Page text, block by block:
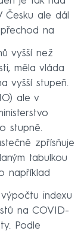
Česku ale dál
na
vyšší než
měla vláda
vyšší stupeň.
ale v
stupně.
zpřísňuje
tabulkou
například
indexu
na COVID-
Podle